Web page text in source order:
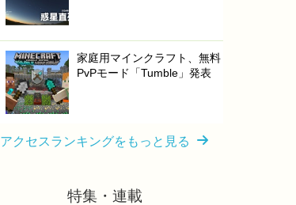
家庭用マインクラフト、無料
PvPモード「Tumble」発表
アクセスランキングをもっと見る
特集・連載